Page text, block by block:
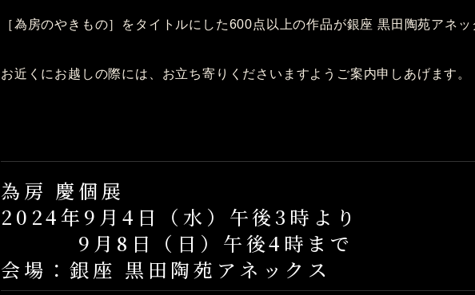
［為房のやきもの］をタイトルにした600点以上の作品が銀座 黒田陶苑アネッ
お近くにお越しの際には、お立ち寄りくださいますようご案内申しあげます。
為房 慶個展
2024年9月4日（水）午後3時より
9月8日（日）午後4時まで
会場：銀座 黒田陶苑アネックス